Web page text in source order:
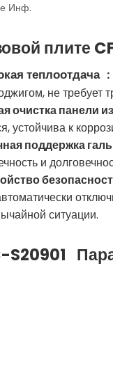
Инф.
плите
теплоотдача :
не требует
очистка панели
устойчива к
поддержка
и
ситуации.
S20901